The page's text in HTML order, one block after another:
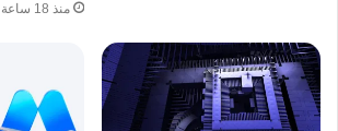
منذ 18 ساعة